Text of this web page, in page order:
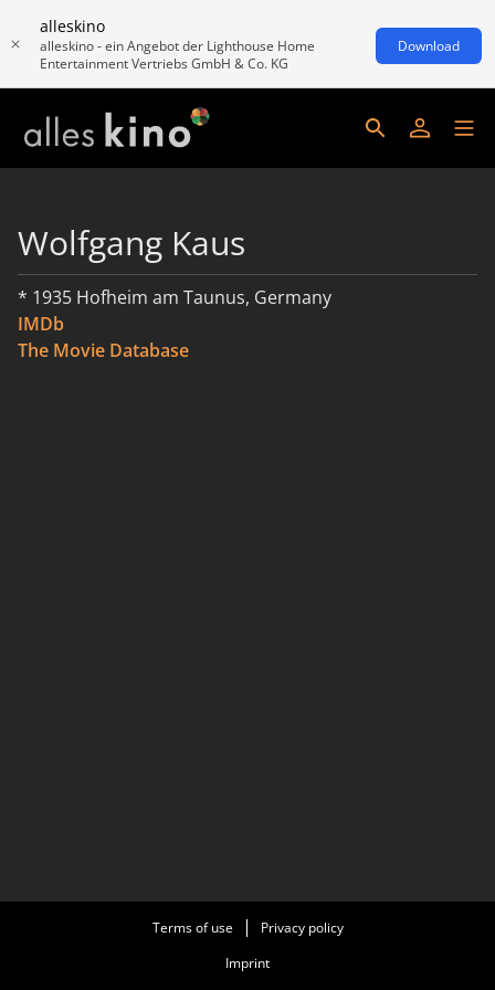
alleskino
alleskino - ein Angebot der Lighthouse Home
Entertainment Vertriebs GmbH & Co. KG
Download
Wolfgang Kaus
* 1935 Hofheim am Taunus, Germany
IMDb
The Movie Database
Terms of use
Privacy policy
Imprint